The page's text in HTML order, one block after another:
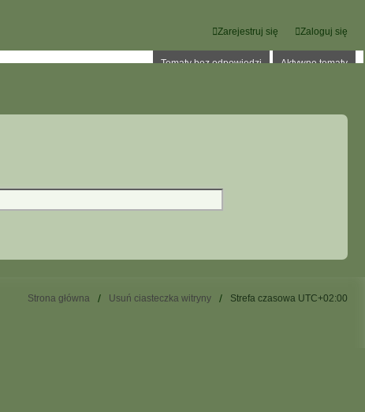
Zaloguj się
Zarejestruj się
Tematy bez odpowiedzi Aktywne tematy
Strona główna Usuń ciasteczka witryny Strefa czasowa UTC+02:00